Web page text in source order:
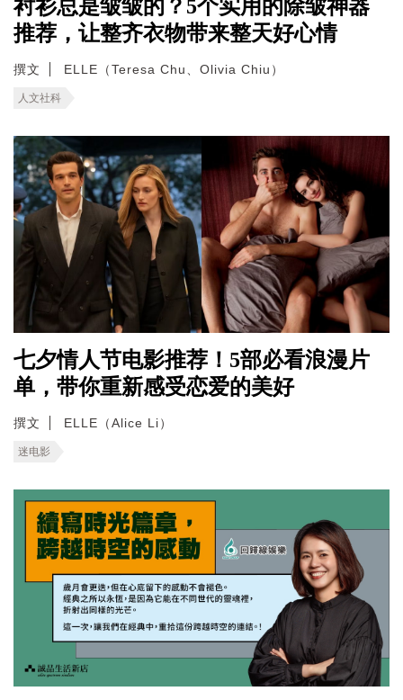
衬衫总是皱皱的？5个实用的除皱神器
推荐，让整齐衣物带来整天好心情
撰文 ELLE（Teresa Chu、Olivia Chiu）
人文社科
七夕情人节电影推荐！5部必看浪漫片
单，带你重新感受恋爱的美好
撰文 ELLE（Alice Li）
迷电影